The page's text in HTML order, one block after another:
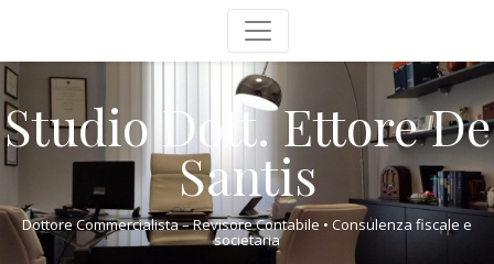
Studio Dott. Ettore De
Santis
Dottore Commercialista – Revisore Contabile • Consulenza fiscale e
societaria